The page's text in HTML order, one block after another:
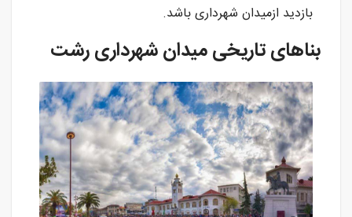
بازدید ازمیدان شهرداری باشد.
بناهای تاریخی میدان شهرداری رشت